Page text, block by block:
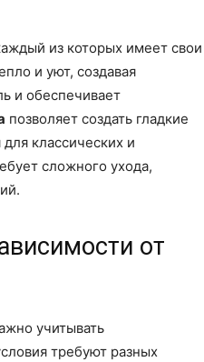
из которых имеет свои
и уют, создавая
и обеспечивает
позволяет создать гладкие
классических и
сложного ухода,
от
учитывать
требуют разных